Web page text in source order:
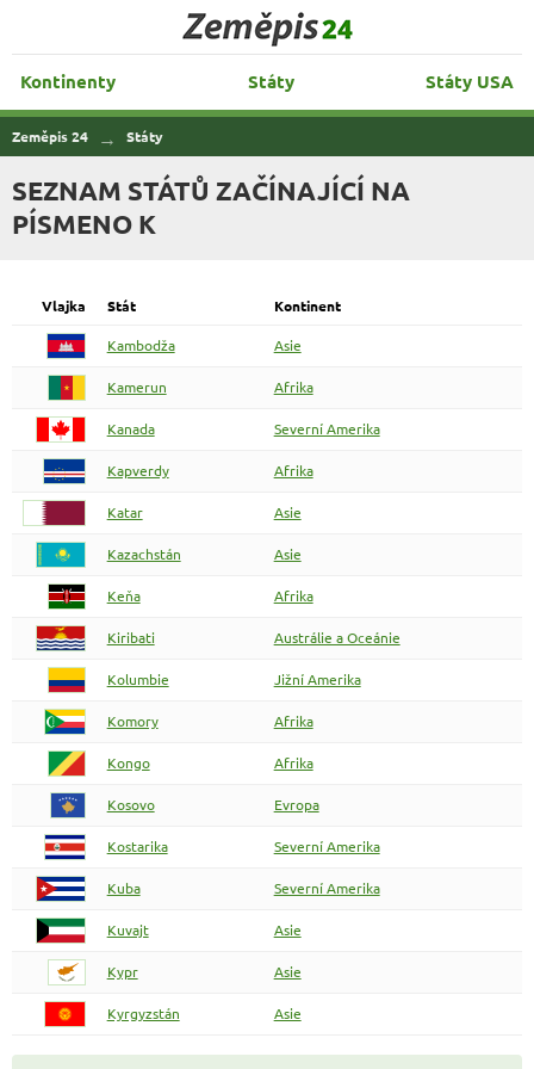
Zeměpis 24
Kontinenty Státy Státy USA
Zeměpis 24 Státy
SEZNAM STÁTŮ ZAČÍNAJÍCÍ NA
PÍSMENO K
Vlajka Stát Kontinent
Kambodža Asie
Kamerun Afrika
Kanada Severní Amerika
Kapverdy Afrika
Katar Asie
Kazachstán Asie
Keňa Afrika
Kiribati Austrálie a Oceánie
Kolumbie Jižní Amerika
Komory Afrika
Kongo Afrika
Kosovo Evropa
Kostarika Severní Amerika
Kuba Severní Amerika
Kuvajt Asie
Kypr Asie
Kyrgyzstán Asie